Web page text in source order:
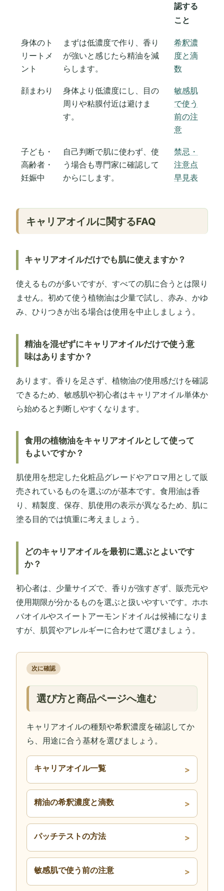
認する
こと
身体のト
リートメ
ント
まずは低濃度で作り、香り
が強いと感じたら精油を減
らします。
希釈濃
度と滴
数
顔まわり
身体より低濃度にし、目の
周りや粘膜付近は避けま
す。
敏感肌
で使う
前の注
意
子ども・
高齢者・
妊娠中
自己判断で肌に使わず、使
う場合も専門家に確認して
からにします。
禁忌・
注意点
早見表
キャリアオイルに関するFAQ
キャリアオイルだけでも肌に使えますか？
使えるものが多いですが、すべての肌に合うとは限り
ません。初めて使う植物油は少量で試し、赤み、かゆ
み、ひりつきが出る場合は使用を中止しましょう。
精油を混ぜずにキャリアオイルだけで使う意
味はありますか？
あります。香りを足さず、植物油の使用感だけを確認
できるため、敏感肌や初心者はキャリアオイル単体か
ら始めると判断しやすくなります。
食用の植物油をキャリアオイルとして使って
もよいですか？
肌使用を想定した化粧品グレードやアロマ用として販
売されているものを選ぶのが基本です。食用油は香
り、精製度、保存、肌使用の表示が異なるため、肌に
塗る目的では慎重に考えましょう。
どのキャリアオイルを最初に選ぶとよいです
か？
初心者は、少量サイズで、香りが強すぎず、販売元や
使用期限が分かるものを選ぶと扱いやすいです。ホホ
バオイルやスイートアーモンドオイルは候補になりま
すが、肌質やアレルギーに合わせて選びましょう。
次に確認
選び方と商品ページへ進む
キャリアオイルの種類や希釈濃度を確認してか
ら、用途に合う基材を選びましょう。
キャリアオイル一覧
精油の希釈濃度と滴数
パッチテストの方法
敏感肌で使う前の注意